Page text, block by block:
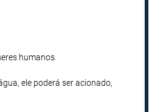
humanos.
ele poderá ser acionado,